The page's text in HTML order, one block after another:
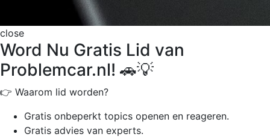
close
Word Nu Gratis Lid van
Problemcar.nl! 🚗💡
👉 Waarom lid worden?
Gratis onbeperkt topics openen en reageren.
Gratis advies van experts.